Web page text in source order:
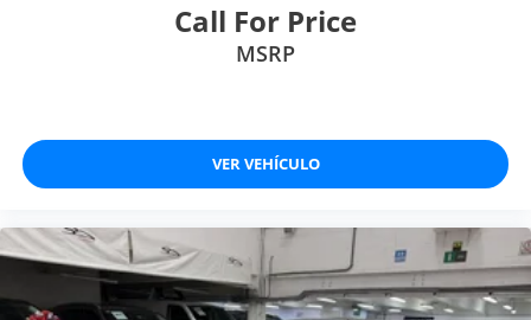
Call For Price
MSRP
VER VEHÍCULO